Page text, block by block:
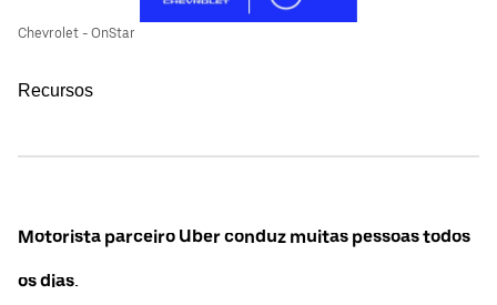
Chevrolet - OnStar
Recursos
Motorista parceiro Uber conduz muitas pessoas todos
os dias.